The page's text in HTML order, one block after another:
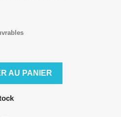
AU PANIER